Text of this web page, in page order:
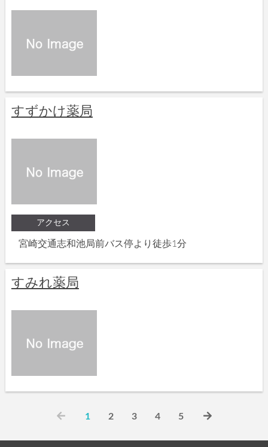
すずかけ薬局
アクセス
宮崎交通志和池局前バス停より徒歩1分
すみれ薬局
1 2 3 4 5